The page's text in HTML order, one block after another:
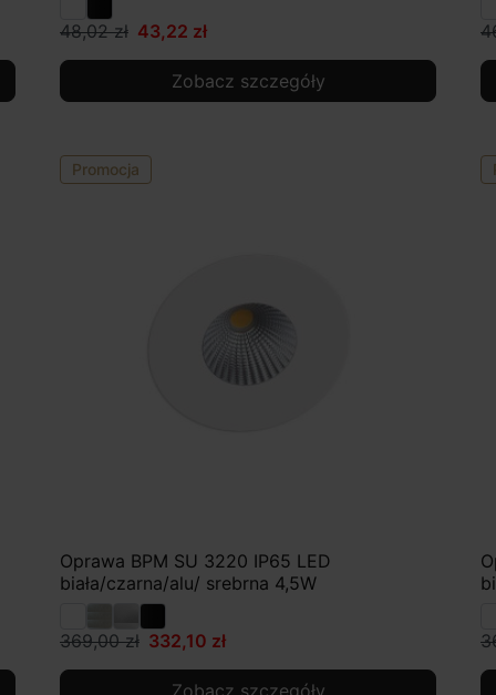
48,02 zł 43,22 zł
Zobacz szczegóły
Promocja
Oprawa BPM SU 3220 IP65 LED
biała/czarna/alu/ srebrna 4,5W
369,00 zł 332,10 zł